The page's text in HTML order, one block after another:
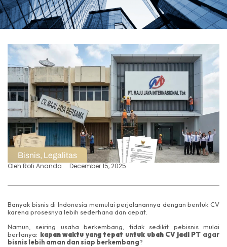
Bisnis, Legalitas
Oleh Rofi Ananda December 15, 2025
Banyak bisnis di Indonesia memulai perjalanannya dengan bentuk CV
karena prosesnya lebih sederhana dan cepat.
Namun, seiring usaha berkembang, tidak sedikit pebisnis mulai
bertanya: kapan waktu yang tepat untuk ubah CV jadi PT agar
bisnis lebih aman dan siap berkembang?